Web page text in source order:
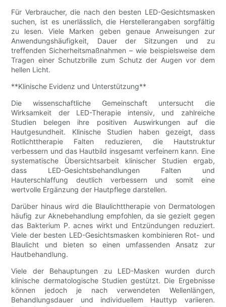
Für Verbraucher, die nach den besten LED-Gesichtsmasken
suchen, ist es unerlässlich, die Herstellerangaben sorgfältig
zu lesen. Viele Marken geben genaue Anweisungen zur
Anwendungshäufigkeit, Dauer der Sitzungen und zu
treffenden Sicherheitsmaßnahmen – wie beispielsweise dem
Tragen einer Schutzbrille zum Schutz der Augen vor dem
hellen Licht.
**Klinische Evidenz und Unterstützung**
Die wissenschaftliche Gemeinschaft untersucht die
Wirksamkeit der LED-Therapie intensiv, und zahlreiche
Studien belegen ihre positiven Auswirkungen auf die
Hautgesundheit. Klinische Studien haben gezeigt, dass
Rotlichttherapie Falten reduzieren, die Hautstruktur
verbessern und das Hautbild insgesamt verfeinern kann. Eine
systematische Übersichtsarbeit klinischer Studien ergab,
dass LED-Gesichtsbehandlungen Falten und
Hauterschlaffung deutlich verbessern und somit eine
wertvolle Ergänzung der Hautpflege darstellen.
Darüber hinaus wird die Blaulichttherapie von Dermatologen
häufig zur Aknebehandlung empfohlen, da sie gezielt gegen
das Bakterium P. acnes wirkt und Entzündungen reduziert.
Viele der besten LED-Gesichtsmasken kombinieren Rot- und
Blaulicht und bieten so einen umfassenden Ansatz zur
Hautbehandlung.
Viele der Behauptungen zu LED-Masken wurden durch
klinische dermatologische Studien gestützt. Die Ergebnisse
können jedoch je nach verwendeten Wellenlängen,
Behandlungsdauer und individuellem Hauttyp variieren.